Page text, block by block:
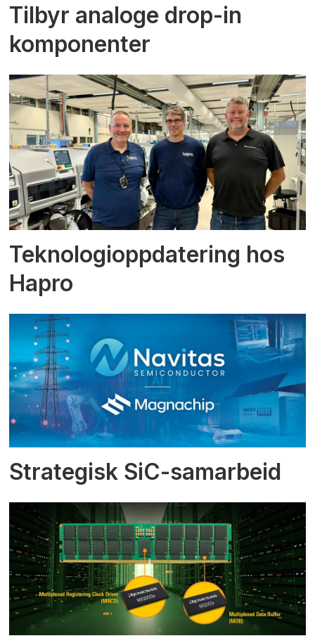
Tilbyr analoge drop-in
komponenter
Teknologioppdatering hos
Hapro
Strategisk SiC-samarbeid